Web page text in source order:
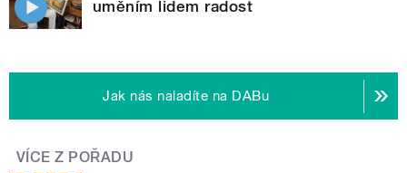
uměním lidem radost
Jak nás naladíte na DABu
VÍCE Z POŘADU